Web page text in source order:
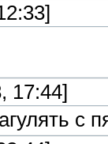
17:44]
с